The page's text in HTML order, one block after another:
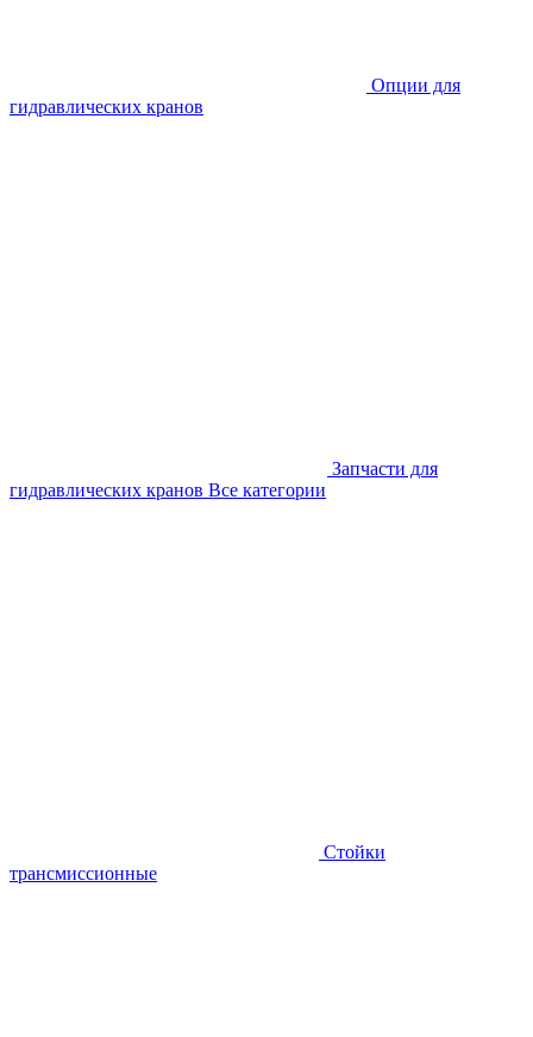
Опции для
гидравлических кранов
Запчасти для
гидравлических кранов Все категории
Стойки
трансмиссионные